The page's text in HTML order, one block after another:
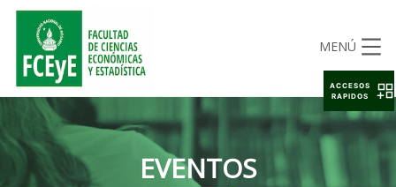
MENÚ
EVENTOS
ACCESOS
RAPIDOS